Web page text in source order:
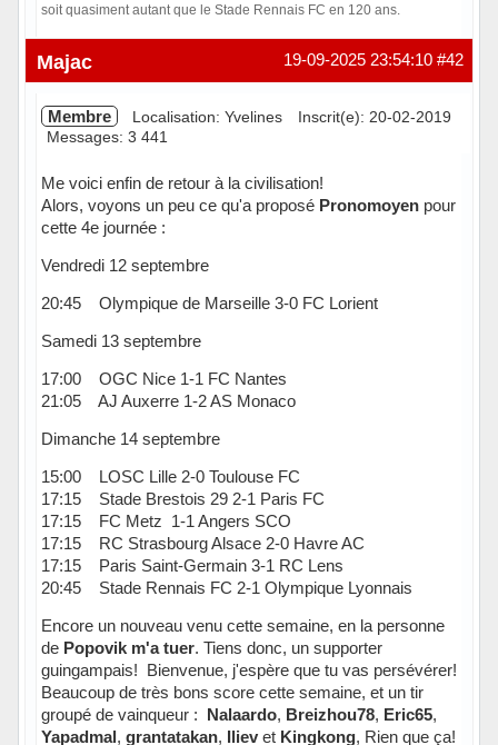
soit quasiment autant que le Stade Rennais FC en 120 ans.
Hors ligne #42
19-09-2025 23:54:10
Majac
Membre Localisation: Yvelines
Inscrit(e): 20-02-2019
Messages: 3 441
Me voici enfin de retour à la civilisation!
Alors, voyons un peu ce qu'a proposé Pronomoyenpour
cette 4e journée :
Vendredi 12 septembre
20:45 Olympique de Marseille 3-0 FC Lorient
Samedi 13 septembre
17:00 OGC Nice 1-1 FC Nantes
21:05 AJ Auxerre 1-2 AS Monaco
Dimanche 14 septembre
15:00 LOSC Lille 2-0 Toulouse FC
17:15 Stade Brestois 29 2-1 Paris FC
17:15 FC Metz 1-1 Angers SCO
17:15 RC Strasbourg Alsace 2-0 Havre AC
17:15 Paris Saint-Germain 3-1 RC Lens
20:45 Stade Rennais FC 2-1 Olympique Lyonnais
Encore un nouveau venu cette semaine, en la personne
de Popovik m'a tuer. Tiens donc, un supporter
guingampais! Bienvenue, j'espère que tu vas persévérer!
Beaucoup de très bons score cette semaine, et un tir
groupé de vainqueur : Nalaardo, Breizhou78, Eric65,
Yapadmal, grantatakan, Ilievet Kingkong, Rien que ça!